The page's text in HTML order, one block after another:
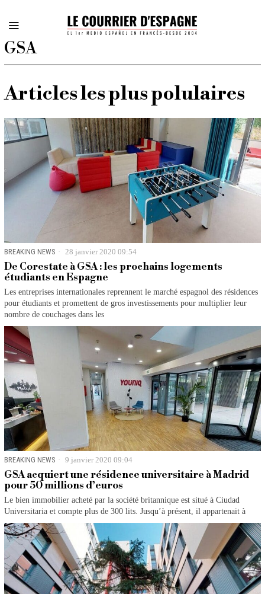
GSA
Articles les plus polulaires
BREAKING NEWS 28 janvier 2020 09:54
De Corestate à GSA : les prochains logements
étudiants en Espagne
Les entreprises internationales reprennent le marché espagnol des résidences
pour étudiants et promettent de gros investissements pour multiplier leur
nombre de couchages dans les
BREAKING NEWS 9 janvier 2020 09:04
GSA acquiert une résidence universitaire à Madrid
pour 50 millions d’euros
Le bien immobilier acheté par la société britannique est situé à Ciudad
Universitaria et compte plus de 300 lits. Jusqu’à présent, il appartenait à